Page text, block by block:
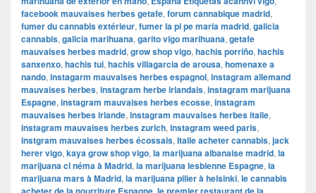
facebook mauvaises herbes getafe, forum cannabique madrid,
fumer du cannabis extérieur, fumer la pi pe maria madrid, galicia
cannabis, galicia marihuana, garito vigo marihuana, getafe
mauvaises herbes madrid, grow shop vigo, hachis porriño, hachis
sanxenxo, hachis tui, hachis villagarcia de arousa, homenaxe a
nando, instagarm mauvaises herbes espagnol, instagram allemand
mauvaises herbes, instagram herbe irlandais, instagram marijuana
Espagne, instagram mauvaises herbes ecosse, instagram
mauvaises herbes irlande, instagram mauvaises herbes italie,
instagram mauvaises herbes zurich, instagram weed paris,
instgram mauvaises herbes écossais, Italie acheter cannabis, jack
herer vigo, kaya grow shop vigo, la marijuana albanaise madrid, la
marijuana ci néma à Madrid, la marijuana lesbienne Espagne, la
marijuana mars à Madrid, la marijuana pilier à helsinki, le cannabis